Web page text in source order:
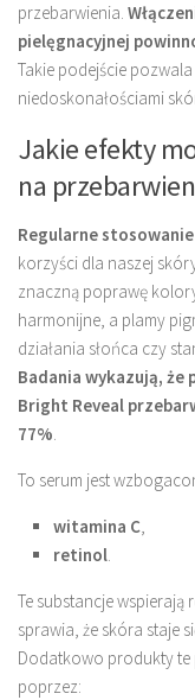
przebarwienia.
pielęgnacyjnej
Takie podejście
niedoskonałościami
Jakie efekty
na
Regularne
korzyści dla naszej
znaczną poprawę
harmonijne, a plamy
działania słońca czy
Badania wykazują, że
Bright Reveal
77%.
To serum jest
witamina C,
retinol.
Te substancje
sprawia, że skóra staje
Dodatkowo produkty
poprzez: